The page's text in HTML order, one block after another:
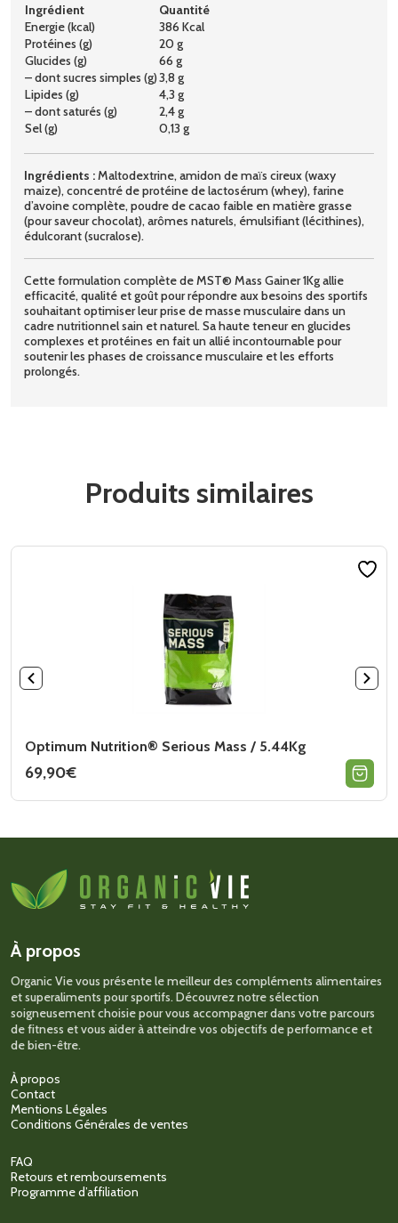
Ingrédient
Quantité
Energie (kcal)
386 Kcal
Protéines (g)
20 g
Glucides (g)
66 g
– dont sucres simples (g)3,8 g
Lipides (g)
4,3 g
– dont saturés (g)
2,4 g
Sel (g)
0,13 g
Ingrédients :Maltodextrine, amidon de maïs cireux (waxy
maize), concentré de protéine de lactosérum (whey), farine
d’avoine complète, poudre de cacao faible en matière grasse
(pour saveur chocolat), arômes naturels, émulsifiant (lécithines),
édulcorant (sucralose).
Cette formulation complète de MST® Mass Gainer 1Kg allie
efficacité, qualité et goût pour répondre aux besoins des sportifs
souhaitant optimiser leur prise de masse musculaire dans un
cadre nutritionnel sain et naturel. Sa haute teneur en glucides
complexes et protéines en fait un allié incontournable pour
soutenir les phases de croissance musculaire et les efforts
prolongés.
Produits similaires
Optimum Nutrition® Serious Mass / 5.44Kg
69,90€
produit
options
peuvent
être
la
du
produit
À propos
Organic Vie vous présente le meilleur des compléments alimentaires
et superaliments pour sportifs. Découvrez notre sélection
soigneusement choisie pour vous accompagner dans votre parcours
de fitness et vous aider à atteindre vos objectifs de performance et
de bien-être.
À propos
Contact
Mentions Légales
Conditions Générales de ventes
FAQ
Retours et remboursements
Programme d’affiliation